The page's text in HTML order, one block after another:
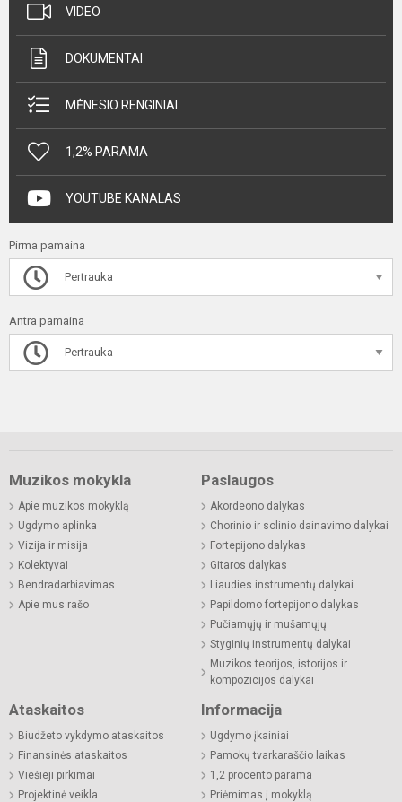
VIDEO
DOKUMENTAI
MĖNESIO RENGINIAI
1,2% PARAMA
YOUTUBE KANALAS
Pirma pamaina
Pertrauka
Antra pamaina
Pertrauka
Muzikos mokykla
Apie muzikos mokyklą
Ugdymo aplinka
Vizija ir misija
Kolektyvai
Bendradarbiavimas
Apie mus rašo
Paslaugos
Akordeono dalykas
Chorinio ir solinio dainavimo dalykai
Fortepijono dalykas
Gitaros dalykas
Liaudies instrumentų dalykai
Papildomo fortepijono dalykas
Pučiamųjų ir mušamųjų
Styginių instrumentų dalykai
Muzikos teorijos, istorijos ir
kompozicijos dalykai
Ataskaitos
Biudžeto vykdymo ataskaitos
Finansinės ataskaitos
Viešieji pirkimai
Projektinė veikla
Informacija
Ugdymo įkainiai
Pamokų tvarkaraščio laikas
1,2 procento parama
Priėmimas į mokyklą